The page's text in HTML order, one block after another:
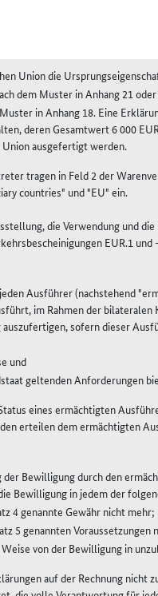
Union die
dem Muster in Anhang 21 oder
in Anhang 18. Eine
deren Gesamtwert 6 000
ausgefertigt werden.
tragen in Feld 2 der
countries" und "EU" ein.
die Verwendung und
EUR.1
Ausführer (nachstehend
im Rahmen der
sofern dieser
und
geltenden Anforderungen
eines ermächtigten
erteilen dem ermächtigten
Bewilligung durch den
Bewilligung in jedem der
4 genannte Gewähr nicht mehr;
5 genannten Voraussetzungen
von der Bewilligung in
auf der Rechnung nicht